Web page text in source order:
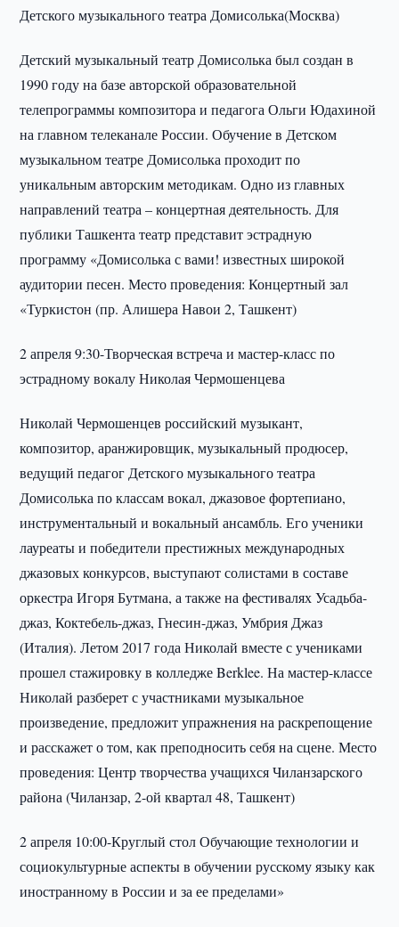
Детского музыкального театра Домисолька(Москва)
Детский музыкальный театр Домисолька был создан в
1990 году на базе авторской образовательной
телепрограммы композитора и педагога Ольги Юдахиной
на главном телеканале России. Обучение в Детском
музыкальном театре Домисолька проходит по
уникальным авторским методикам. Одно из главных
направлений театра – концертная деятельность. Для
публики Ташкента театр представит эстрадную
программу «Домисолька с вами! известных широкой
аудитории песен. Место проведения: Концертный зал
«Туркистон (пр. Алишера Навои 2, Ташкент)
2 апреля 9:30-Творческая встреча и мастер-класс по
эстрадному вокалу Николая Чермошенцева
Николай Чермошенцев российский музыкант,
композитор, аранжировщик, музыкальный продюсер,
ведущий педагог Детского музыкального театра
Домисолька по классам вокал, джазовое фортепиано,
инструментальный и вокальный ансамбль. Его ученики
лауреаты и победители престижных международных
джазовых конкурсов, выступают солистами в составе
оркестра Игоря Бутмана, а также на фестивалях Усадьба-
джаз, Коктебель-джаз, Гнесин-джаз, Умбрия Джаз
(Италия). Летом 2017 года Николай вместе с учениками
прошел стажировку в колледже Berklee. На мастер-классе
Николай разберет с участниками музыкальное
произведение, предложит упражнения на раскрепощение
и расскажет о том, как преподносить себя на сцене. Место
проведения: Центр творчества учащихся Чиланзарского
района (Чиланзар, 2-ой квартал 48, Ташкент)
2 апреля 10:00-Круглый стол Обучающие технологии и
социокультурные аспекты в обучении русскому языку как
иностранному в России и за ее пределами»